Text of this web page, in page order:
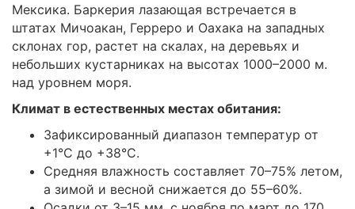
Мексика. Баркерия лазающая встречается в
штатах Мичоакан, Герреро и Оахака на западных
склонах гор, растет на скалах, на деревьях и
небольших кустарниках на высотах 1000–2000 м.
над уровнем моря.
Климат в естественных местах обитания:
Зафиксированный диапазон температур от
+1°C до +38°C.
Средняя влажность составляет 70–75% летом,
а зимой и весной снижается до 55–60%.